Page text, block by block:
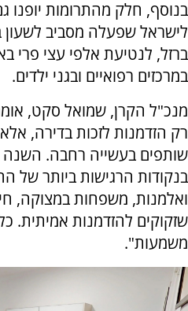
בנוסף, חלק מהתרומות יופנו
לישראל שפעלה מסביב
ברזל, לנטיעת אלפי עצי פרי
במרכזים רפואיים ובגני ילדים.
מנכ"ל הקרן, שמואל סקט,
רק הזדמנות לזכות בדירה,
שותפים בעשייה רחבה.
בנקודות הרגישות ביותר של
ואלמנות, משפחות במצוקה,
שזקוקים להזדמנות אמיתית.
משמעות".